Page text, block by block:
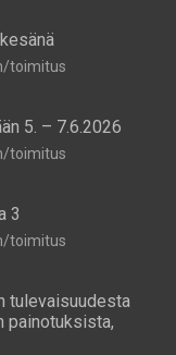
toimitus
5. – 7.6.2026
toimitus
3
toimitus
tulevaisuudesta
painotuksista,